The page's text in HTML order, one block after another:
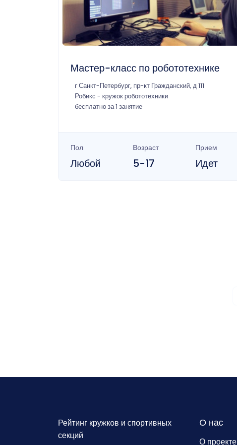
Мастер-класс по робототехнике
г Санкт-Петербург, пр-кт Гражданский, д 111
Робикс - кружок робототехники
бесплатно за 1 занятие
Пол
Любой
Возраст
5-17
Прием
Идет
Рейтинг кружков и спортивных
секций
О нас
О проекте